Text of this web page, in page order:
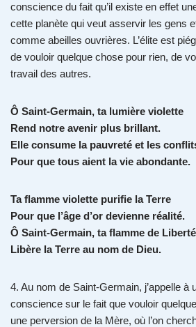
conscience du fait qu’il existe en effet
cette planète qui veut asservir les gens
comme abeilles ouvrières. L’élite est
de vouloir quelque chose pour rien, de
travail des autres.
Ô Saint-Germain, ta lumière violette
Rend notre avenir plus brillant.
Elle consume la pauvreté et les
Pour que tous aient la vie abondante.
Ta flamme violette purifie la Terre
Pour que l’âge d’or devienne réalité.
Ô Saint-Germain, ta flamme de Liberté
Libère la Terre au nom de Dieu.
4. Au nom de Saint-Germain, j’appelle à
conscience sur le fait que vouloir
une perversion de la Mère, où l’on